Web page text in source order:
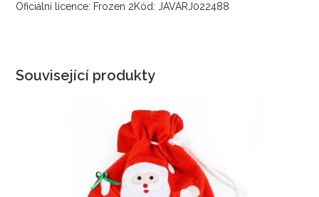
Oficiální licence: Frozen 2Kód: JAVARJ022488
Související produkty